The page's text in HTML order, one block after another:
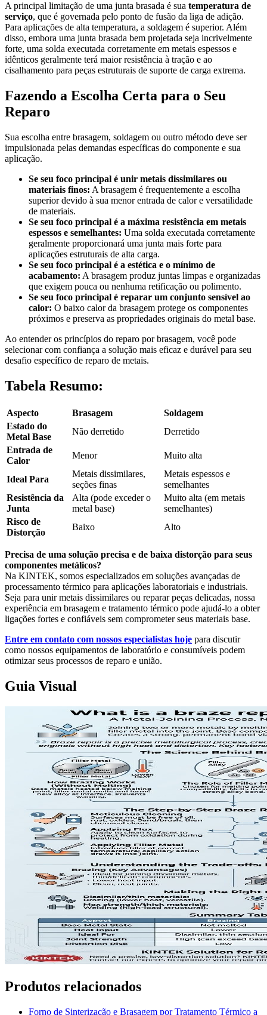
A principal limitação de uma junta brasada é sua temperatura de
serviço, que é governada pelo ponto de fusão da liga de adição.
Para aplicações de alta temperatura, a soldagem é superior. Além
disso, embora uma junta brasada bem projetada seja incrivelmente
forte, uma solda executada corretamente em metais espessos e
idênticos geralmente terá maior resistência à tração e ao
cisalhamento para peças estruturais de suporte de carga extrema.
Fazendo a Escolha Certa para o Seu
Reparo
Sua escolha entre brasagem, soldagem ou outro método deve ser
impulsionada pelas demandas específicas do componente e sua
aplicação.
Se seu foco principal é unir metais dissimilares ou
materiais finos: A brasagem é frequentemente a escolha
superior devido à sua menor entrada de calor e versatilidade
de materiais.
Se seu foco principal é a máxima resistência em metais
espessos e semelhantes: Uma solda executada corretamente
geralmente proporcionará uma junta mais forte para
aplicações estruturais de alta carga.
Se seu foco principal é a estética e o mínimo de
acabamento: A brasagem produz juntas limpas e organizadas
que exigem pouca ou nenhuma retificação ou polimento.
Se seu foco principal é reparar um conjunto sensível ao
calor: O baixo calor da brasagem protege os componentes
próximos e preserva as propriedades originais do metal base.
Ao entender os princípios do reparo por brasagem, você pode
selecionar com confiança a solução mais eficaz e durável para seu
desafio específico de reparo de metais.
Tabela Resumo:
Aspecto Brasagem
Soldagem
Estado do
Metal Base
Não derretido
Derretido
Entrada de
Calor
Menor Muito alta
Ideal Para
Metais dissimilares,
seções finas
Metais espessos e
semelhantes
Resistência da
Junta
Alta (pode exceder o
metal base)
Muito alta (em metais
semelhantes)
Risco de
Distorção
Baixo Alto
Precisa de uma solução precisa e de baixa distorção para seus
componentes metálicos?
Na KINTEK, somos especializados em soluções avançadas de
processamento térmico para aplicações laboratoriais e industriais.
Seja para unir metais dissimilares ou reparar peças delicadas, nossa
experiência em brasagem e tratamento térmico pode ajudá-lo a obter
ligações fortes e confiáveis sem comprometer seus materiais base.
Entre em contato com nossos especialistas hoje para discutir
como nossos equipamentos de laboratório e consumíveis podem
otimizar seus processos de reparo e união.
Guia Visual
Produtos relacionados
Forno de Sinterização e Brasagem por Tratamento Térmico a